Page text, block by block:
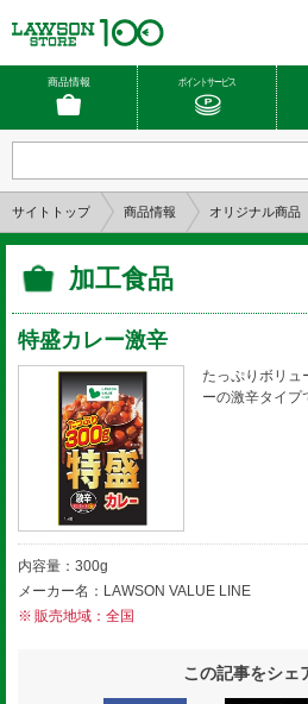
商品情報 ポイントサービス
サイトトップ 商品情報 オリジナル商品
加工食品
特盛カレー激辛
たっぷりボリュ
ーの激辛タイプ
内容量：300g
メーカー名：LAWSON VALUE LINE
販売地域：全国
この記事をシェ